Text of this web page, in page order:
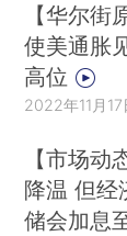
【华尔街
使美通胀
高位
2022年11月17
【市场
降温 但经
储会加息